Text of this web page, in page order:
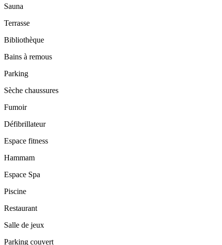
Sauna
Terrasse
Bibliothèque
Bains à remous
Parking
Sèche chaussures
Fumoir
Défibrillateur
Espace fitness
Hammam
Espace Spa
Piscine
Restaurant
Salle de jeux
Parking couvert